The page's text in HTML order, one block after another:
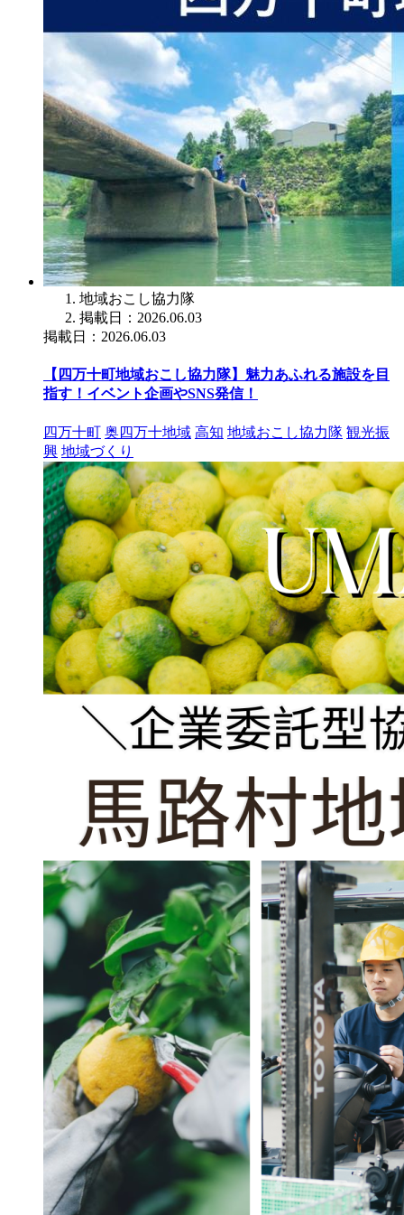
地域おこし協力隊
掲載日：2026.06.03
掲載日：2026.06.03
【四万十町地域おこし協力隊】魅力あふれる施設を目
指す！イベント企画やSNS発信！
四万十町 奥四万十地域 高知 地域おこし協力隊 観光振
興 地域づくり